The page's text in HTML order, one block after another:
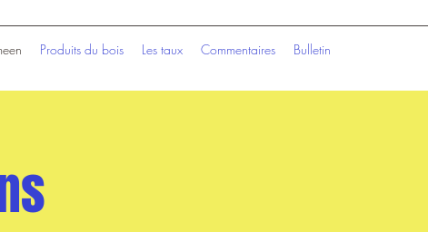
Produits du bois Les taux Commentaires Bulletin